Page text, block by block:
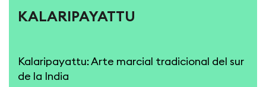
KALARIPAYATTU
Kalaripayattu: Arte marcial tradicional del sur
de la India